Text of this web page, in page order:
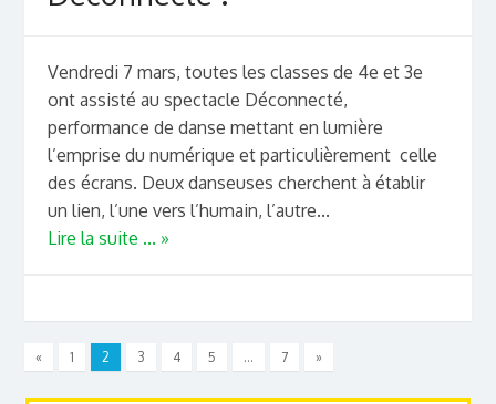
Vendredi 7 mars, toutes les classes de 4e et 3e
ont assisté au spectacle Déconnecté,
performance de danse mettant en lumière
l’emprise du numérique et particulièrement celle
des écrans. Deux danseuses cherchent à établir
un lien, l’une vers l’humain, l’autre...
Lire la suite ... »
« 1 2 3 4 5 … 7 »